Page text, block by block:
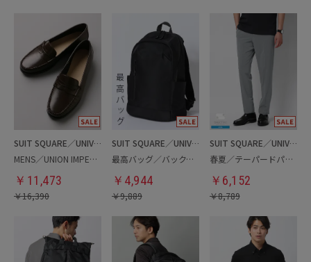
SUIT SQUARE／UNIVERSAL LANGUAGE
MENS／UNION IMPERIAL監修／コインローファー
￥ 11,473
￥16,390
SUIT SQUARE／UNIVERSAL LANGUAGE
最高バッグ／バックパック
￥ 4,944
￥9,889
SUIT SQUARE／UNIVERSAL LANGUAGE
春夏／テーパードパンツ
￥ 6,152
￥8,789